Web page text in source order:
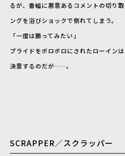
るが、番組に悪意あるコメントの切り
ングを浴びショックで倒れてしまう。
「一度は勝ってみたい―――」
プライドをボロボロにされたローイン
決意するのだが……。
SCRAPPER／スクラッパー